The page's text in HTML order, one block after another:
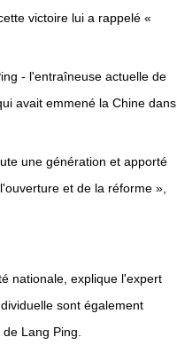
victoire lui a rappelé «
- l'entraîneuse actuelle de
avait emmené la Chine dans
une génération et apporté
et de la réforme »,
nationale, explique l'expert
sont également
Lang Ping.